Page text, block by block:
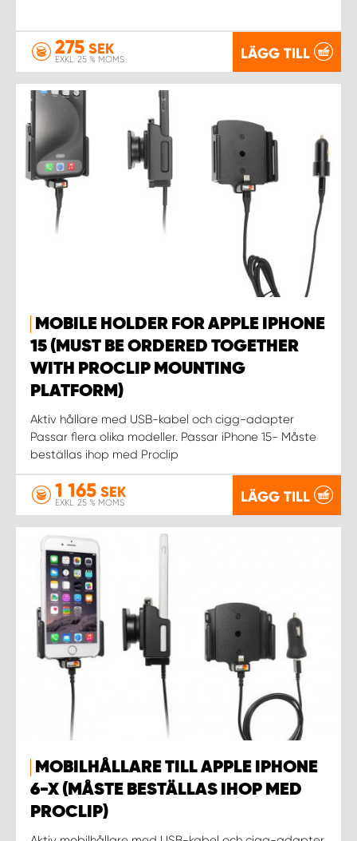
275 SEK
EXKL. 25 % MOMS LÄGG TILL
MOBILE HOLDER FOR APPLE IPHONE
15 (MUST BE ORDERED TOGETHER
WITH PROCLIP MOUNTING
PLATFORM)
Aktiv hållare med USB-kabel och cigg-adapter
Passar flera olika modeller. Passar iPhone 15- Måste
beställas ihop med Proclip
1 165 SEK
EXKL. 25 % MOMS LÄGG TILL
MOBILHÅLLARE TILL APPLE IPHONE
6-X (MÅSTE BESTÄLLAS IHOP MED
PROCLIP)